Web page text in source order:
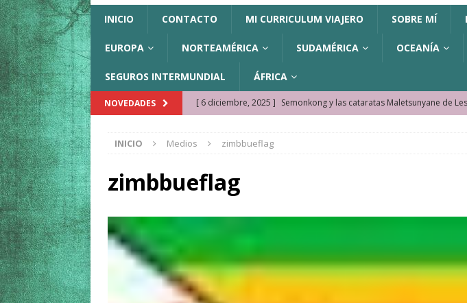
INICIO CONTACTO MI CURRICULUM VIAJERO SOBRE MÍ
EUROPA NORTEAMÉRICA SUDAMÉRICA OCEANÍA
SEGUROS INTERMUNDIAL ÁFRICA
NOVEDADES [ 6 diciembre, 2025 ] Semonkong y las cataratas Maletsunyane de
KAZAJISTÁN
[ 22 noviembre, 2025 ]
REFLEXIONES VIAJERAS
[ 9 octubre, 2025 ] JAMAICA. La historia de la misteriosa avioneta de
[ 3 agosto, 2025 ] Qué ver en Manama. La capital de Baréin
[ 15 marzo, 2026 ]
INICIO Medios zimbbueflag
zimbbueflag